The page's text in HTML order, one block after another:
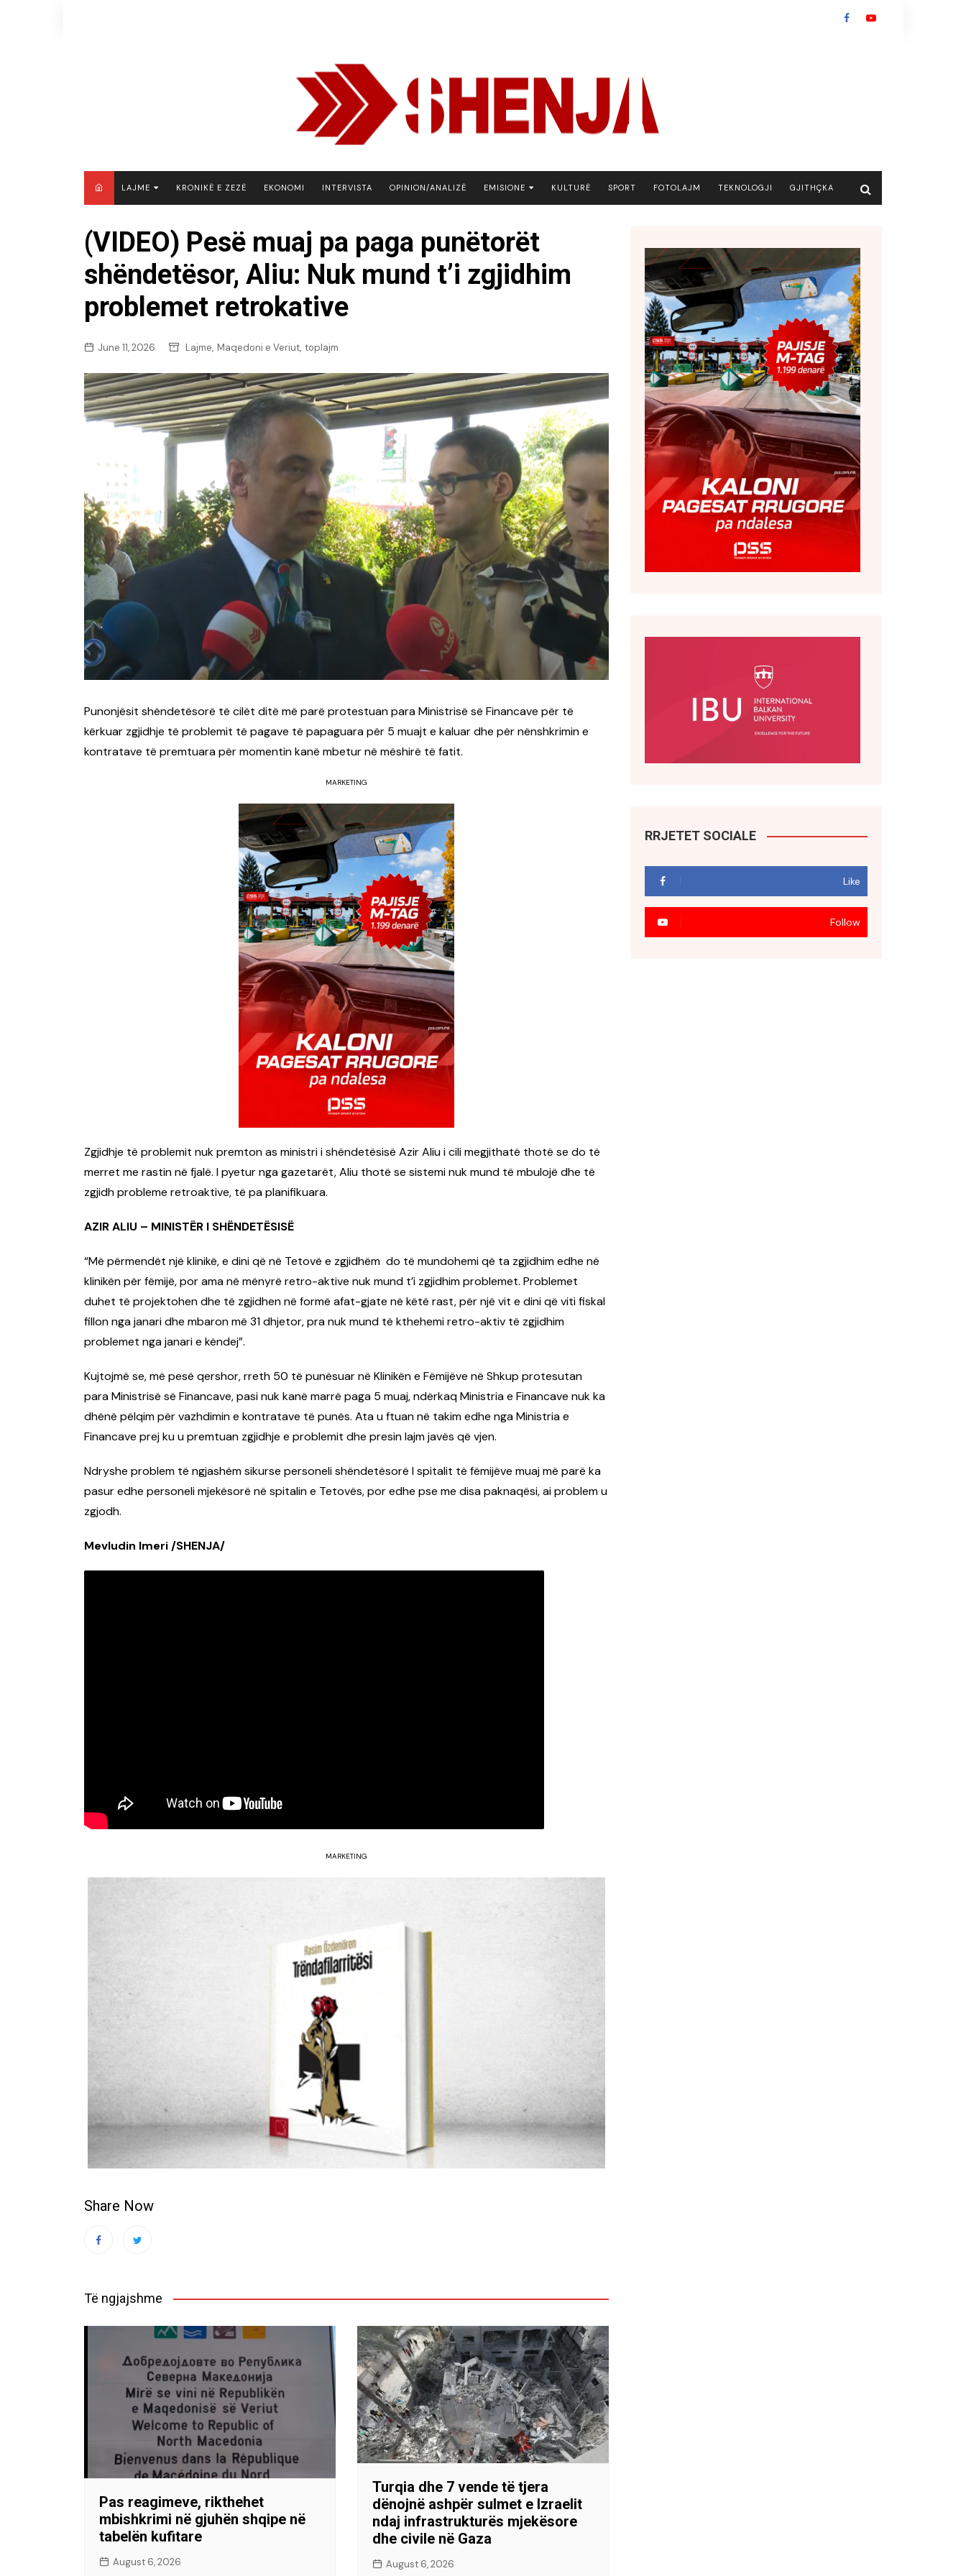
LAJME
KOSOVË
SHQIPËRI
BOTË
KRONIKË E ZEZË EKONOMI INTERVISTA OPINION/ANALIZË EMISIONE
BOTA NE FOKUS
EKONOMIKS
EMISION DEBATIV
INTERVISTA EMISION
KONAKU
KU E KISHIM FJALEN
LIGJERATE FETARE
PARADITE ME NE
PIKËPAMJE
RECETA E DITES
RELAKS
RETRO JAVORE
KULTURË SPORT FOTOLAJM TEKNOLOGJI GJITHÇKA
(VIDEO) Pesë muaj pa paga punëtorët
shëndetësor, Aliu: Nuk mund t’i zgjidhim
problemet retrokative
June 11, 2026 Lajme, Maqedoni e Veriut, toplajm
Punonjësit shëndetësorë të cilët ditë më parë protestuan para Ministrisë së Financave për të
kërkuar zgjidhje të problemit të pagave të papaguara për 5 muajt e kaluar dhe për nënshkrimin e
kontratave të premtuara për momentin kanë mbetur në mëshirë të fatit.
MARKETING
Zgjidhje të problemit nuk premton as ministri i shëndetësisë Azir Aliu i cili megjithatë thotë se do të
merret me rastin në fjalë. I pyetur nga gazetarët, Aliu thotë se sistemi nuk mund të mbulojë dhe të
zgjidh probleme retroaktive, të pa planifikuara.
AZIR ALIU – MINISTËR I SHËNDETËSISË
“Më përmendët një klinikë, e dini që në Tetovë e zgjidhëm do të mundohemi që ta zgjidhim edhe në
klinikën për fëmijë, por ama në mënyrë retro-aktive nuk mund t’i zgjidhim problemet. Problemet
duhet të projektohen dhe të zgjidhen në formë afat-gjate në këtë rast, për një vit e dini që viti fiskal
fillon nga janari dhe mbaron më 31 dhjetor, pra nuk mund të kthehemi retro-aktiv të zgjidhim
problemet nga janari e këndej”.
Kujtojmë se, më pesë qershor, rreth 50 të punësuar në Klinikën e Fëmijëve në Shkup protesutan
para Ministrisë së Financave, pasi nuk kanë marrë paga 5 muaj, ndërkaq Ministria e Financave nuk ka
dhënë pëlqim për vazhdimin e kontratave të punës. Ata u ftuan në takim edhe nga Ministria e
Financave prej ku u premtuan zgjidhje e problemit dhe presin lajm javës që vjen.
Ndryshe problem të ngjashëm sikurse personeli shëndetësorë I spitalit të fëmijëve muaj më parë ka
pasur edhe personeli mjekësorë në spitalin e Tetovës, por edhe pse me disa paknaqësi, ai problem u
zgjodh.
Mevludin Imeri /SHENJA/
MARKETING
Share Now
Të ngjajshme
Pas reagimeve, rikthehet
mbishkrimi në gjuhën shqipe në
tabelën kufitare
August 6, 2026
Turqia dhe 7 vende të tjera
dënojnë ashpër sulmet e Izraelit
ndaj infrastrukturës mjekësore
dhe civile në Gaza
August 6, 2026
RRJETET SOCIALE
Like
Follow